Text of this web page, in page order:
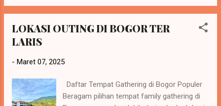
Banyak kesenangan yang bisa dinikmati dari kegiatan luar
mengumbar kebahagiaan dan membentuk kemandirian.
kegiatan luar ruangan. Bagi anak-anak, dewasa disinilah
kemandirian. Merupakan salah satu fasilitas dari pelayanan
Kawasan wisata pancawati yang menyediakan paket-paket
kegiatan tersebut. Setiap kegiatan akan didukung oleh
sarana yang lengkap dan berstandar serta SDM yang
LOKASI OUTING DI BOGOR TER
LARIS
- Maret 07, 2025
Daftar Tempat Gathering di Bogor Populer
Beragam pilihan tempat family gathering di